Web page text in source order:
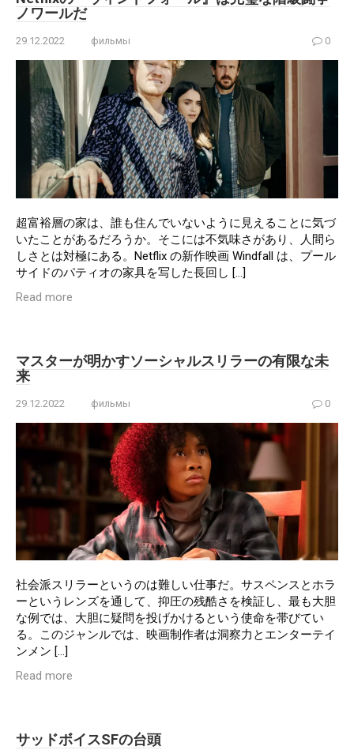
ノワールだ
29.12.2022 фильмы 0
超富裕層の家は、誰も住んでいないように見えることに気づ
いたことがあるだろうか。そこには不気味さがあり、人間ら
しさとは対極にある。Netflix の新作映画 Windfall は、プール
サイドのパティオの家具を写した長回し […]
Read more
マスターが明かすソーシャルスリラーの有限な未
来
29.12.2022 фильмы 0
社会派スリラーというのは難しい仕事だ。サスペンスとホラ
ーというレンズを通して、抑圧の残酷さを検証し、最も大胆
な例では、大胆に疑問を投げかけるという使命を帯びてい
る。このジャンルでは、映画制作者は洞察力とエンターテイ
ンメン […]
Read more
サッドボイスSFの台頭